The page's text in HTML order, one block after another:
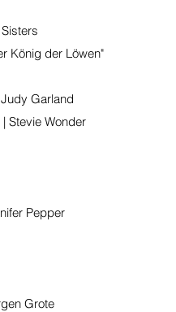
König der Löwen"
Garland
Stevie Wonder
Pepper
Grote